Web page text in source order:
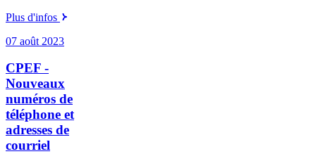
Plus d'infos
07 août 2023
CPEF -
Nouveaux
numéros de
téléphone et
adresses de
courriel